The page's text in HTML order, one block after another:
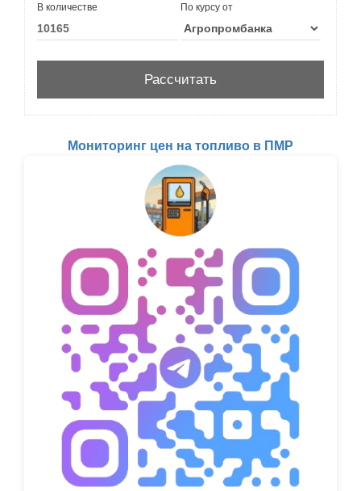
В количестве По курсу от
Мониторинг цен на топливо в ПМР